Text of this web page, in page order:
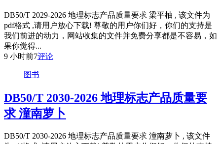
DB50/T 2029-2026 地理标志产品质量要求 梁平柚 , 该文件为
pdf格式 ,请用户放心下载! 尊敬的用户你们好，你们的支持是
我们前进的动力，网站收集的文件并免费分享都是不容易，如
果你觉得...
9 小时前7评论
图书
DB50/T 2030-2026 地理标志产品质量要
求 潼南萝卜
DB50/T 2030-2026 地理标志产品质量要求 潼南萝卜 , 该文件